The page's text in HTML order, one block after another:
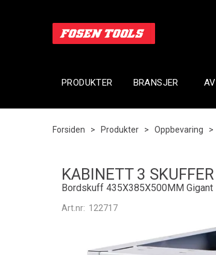
PRODUKTER BRANSJER
Forsiden > Produkter > Oppbevaring >
KABINETT 3
Bordskuff 435X385X500MM Gigant
Art.nr: 122717